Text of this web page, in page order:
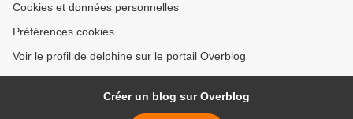
Cookies et données personnelles
Préférences cookies
Voir le profil de delphine sur le portail Overblog
Créer un blog sur Overblog